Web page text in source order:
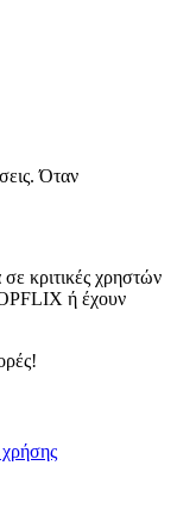
και να
συνεργάτες
όπως cookies
του κοινού
Όταν
κριτικές χρηστών
ή έχουν